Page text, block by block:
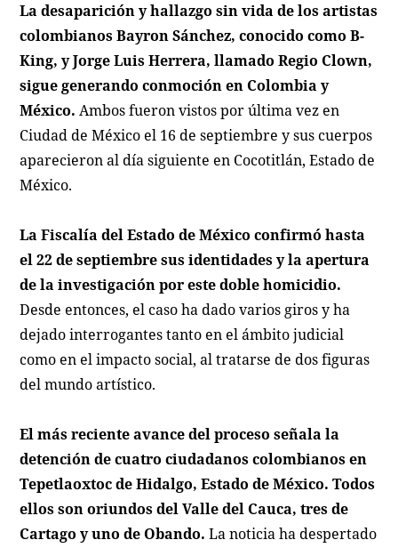
La desaparición y hallazgo sin vida de los artistas
colombianos Bayron Sánchez, conocido como B-
King, y Jorge Luis Herrera, llamado Regio Clown,
sigue generando conmoción en Colombia y
México. Ambos fueron vistos por última vez en
Ciudad de México el 16 de septiembre y sus cuerpos
aparecieron al día siguiente en Cocotitlán, Estado de
México.
La Fiscalía del Estado de México confirmó hasta
el 22 de septiembre sus identidades y la apertura
de la investigación por este doble homicidio.
Desde entonces, el caso ha dado varios giros y ha
dejado interrogantes tanto en el ámbito judicial
como en el impacto social, al tratarse de dos figuras
del mundo artístico.
El más reciente avance del proceso señala la
detención de cuatro ciudadanos colombianos en
Tepetlaoxtoc de Hidalgo, Estado de México. Todos
ellos son oriundos del Valle del Cauca, tres de
Cartago y uno de Obando.La noticia ha despertado